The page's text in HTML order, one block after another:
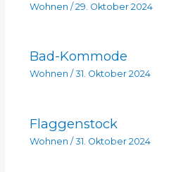
Wohnen /29. Oktober 2024
Bad-Kommode
Wohnen / 31. Oktober 2024
Flaggenstock
Wohnen / 31. Oktober 2024